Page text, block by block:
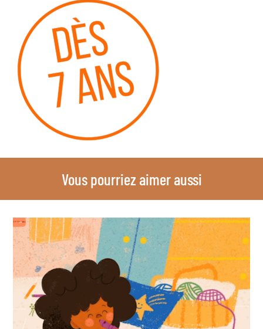
Vous pourriez aimer aussi